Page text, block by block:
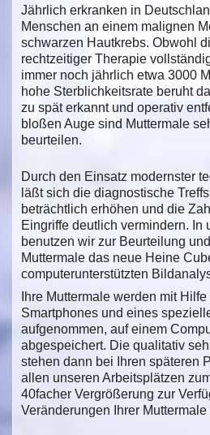
Jährlich erkranken in
Menschen an einem malignen
schwarzen Hautkrebs. Obwohl
rechtzeitiger Therapie
immer noch jährlich etwa 3000
hohe Sterblichkeitsrate beruht
zu spät erkannt und operativ
bloßen Auge sind Muttermale
beurteilen.
Durch den Einsatz modernster
läßt sich die diagnostische
beträchtlich erhöhen und die
Eingriffe deutlich vermindern. In
benutzen wir zur Beurteilung
Muttermale das neue Heine
computerunterstützten
Ihre Muttermale werden mit
Smartphones und eines
aufgenommen, auf einem
abgespeichert. Die qualitativ
stehen dann bei Ihren späteren
allen unseren Arbeitsplätzen
40facher Vergrößerung zur
Veränderungen Ihrer